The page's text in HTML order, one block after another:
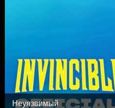
Неуязвимый